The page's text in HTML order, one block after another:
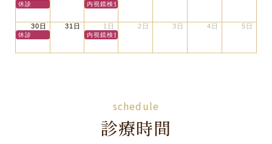
休診 内視鏡検査のみ（外来休診）
30日
休診
31日 1日
内視鏡検査のみ（外来休診）
2日 3日 4日 5日
schedule
診療時間